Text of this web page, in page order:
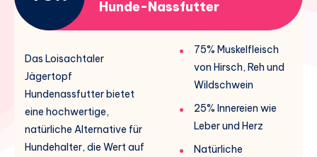
Hunde-Nassfutter
Das Loisachtaler
Jägertopf
Hundenassfutter bietet
eine hochwertige,
natürliche Alternative für
Hundehalter, die Wert auf
75% Muskelfleisch
von Hirsch, Reh und
Wildschwein
25% Innereien wie
Leber und Herz
Natürliche